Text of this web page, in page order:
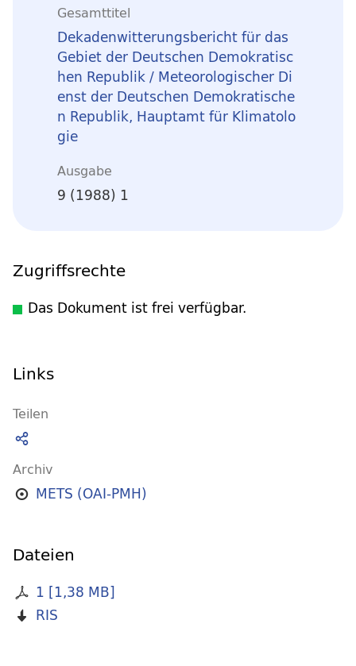
Gesamttitel
Dekadenwitterungsbericht für das
Gebiet der Deutschen Demokratisc
hen Republik / Meteorologischer Di
enst der Deutschen Demokratische
n Republik, Hauptamt für Klimatolo
gie
Ausgabe
9 (1988) 1
Zugriffsrechte
Das Dokument ist frei verfügbar.
Links
Teilen
Archiv
METS (OAI-PMH)
Dateien
1 [1,38 MB]
RIS